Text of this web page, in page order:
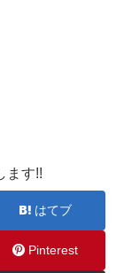
ます!!
はてブ
Pinterest